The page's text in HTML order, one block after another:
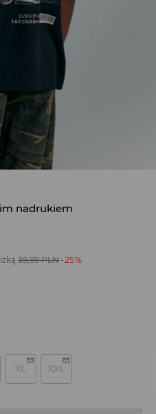
nadrukiem
39,99 PLN-25%
XL XXL